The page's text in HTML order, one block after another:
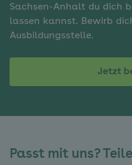
Sachsen-Anhalt du dich
lassen kannst. Bewirb
Ausbildungsstelle.
Jetzt
Passt mit uns?